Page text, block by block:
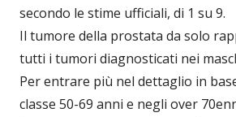
secondo le stime ufficiali, di 1 su 9.
Il tumore della prostata da solo
tutti i tumori diagnosticati nei
Per entrare più nel dettaglio in
classe 50-69 anni e negli over